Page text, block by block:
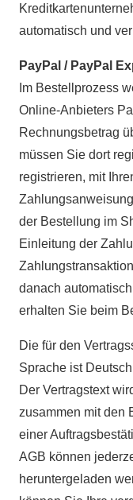
automatisch und
PayPal / PayPal
Im Bestellprozess
Online-Anbieters
Rechnungsbetrag
müssen Sie dort
registrieren, mit
der Bestellung im
Einleitung der
danach
erhalten Sie beim
Die für den
Sprache ist
Der Vertragstext
zusammen mit den
einer
AGB können
heruntergeladen